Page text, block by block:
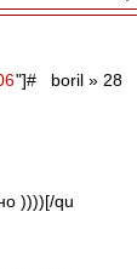
"]# boril » 28
))))[/qu